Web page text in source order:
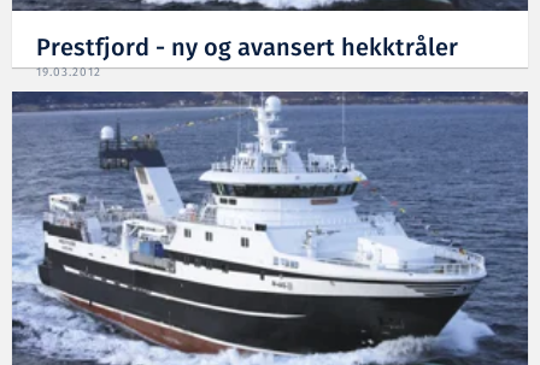
Prestfjord - ny og avansert hekktråler
19.03.2012